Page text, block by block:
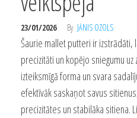
23/01/2026 By JĀNIS OZOLS
Šaurie mallet putteri ir izstrādāti,
precizitāti un kopējo sniegumu uz
izteiksmīgā forma un svara
efektīvāk saskaņot savus
precizitātes un stabilāka sitiena.